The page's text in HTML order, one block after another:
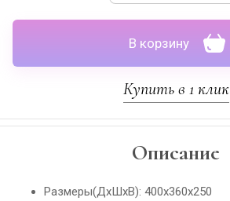
В корзину
Купить в 1 клик
Описание
Размеры(ДхШхВ): 400х360х250